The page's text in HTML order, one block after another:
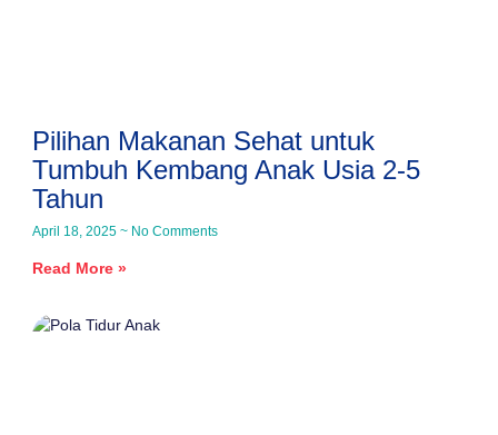
Pilihan Makanan Sehat untuk
Tumbuh Kembang Anak Usia 2-5
Tahun
April 18, 2025 No Comments
Read More »